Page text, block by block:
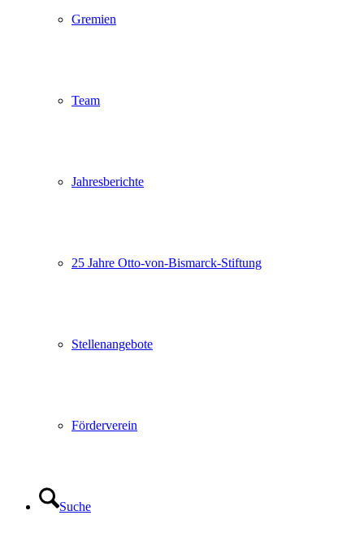
Gremien
Team
Jahresberichte
25 Jahre Otto-von-Bismarck-Stiftung
Stellenangebote
Förderverein
Suche